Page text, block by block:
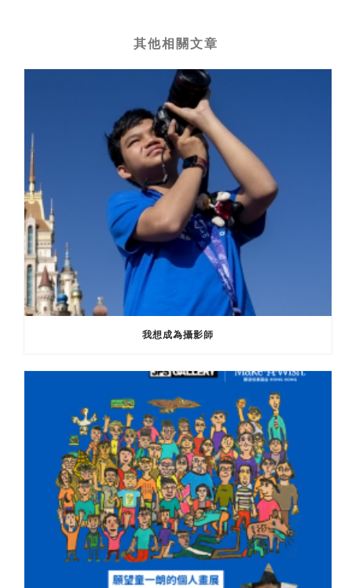
其他相關文章
我想成為攝影師